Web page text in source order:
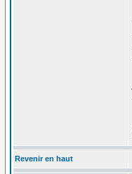
Revenir en haut